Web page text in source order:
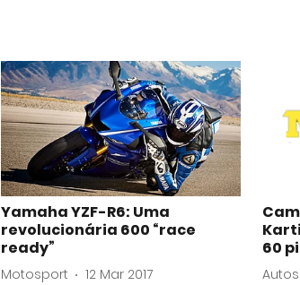
Yamaha YZF-R6: Uma
revolucionária 600 “race
ready”
Motosport 12 Mar 2017
60